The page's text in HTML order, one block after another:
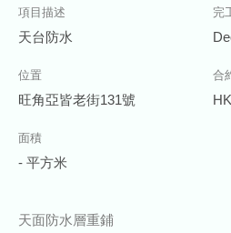
項目描述
天台防水
完
位置
旺角亞皆老街131號
合
面積
- 平方米
天面防水層重鋪